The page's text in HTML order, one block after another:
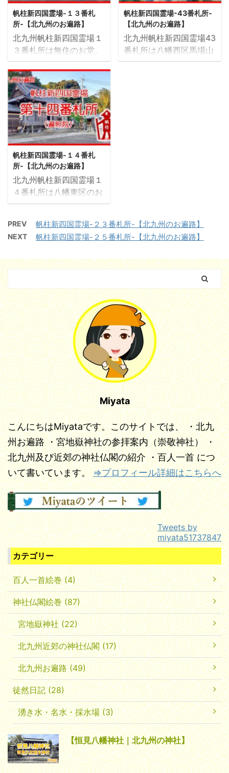
霊場のご本尊観世音菩薩
ご真言おん あろりき
ゃ そわかご詠歌ー大師
堂の有無なし弘法大師像
あり開基ー創建ー御朱印
ー 所在マップ 道がせま
くて車で行くのは難しい
場所になります。 写真
お堂正面 森の中にあるお
堂です。 お堂の周りには
石仏あり 広めなお堂で
す。 帆柱霊場の札所看板
笠観世音菩薩と表 ...
和4年5月末までクラウド
ファンディングしており
ます。小川をより安全に
渡れるよう ３２番札所
「白木谷観音堂」（仮
帆柱新四国霊場-１３番札
所-【北九州のお遍路】
北九州帆柱新四国霊場１
３番札所は無住のお堂。
近隣に桃園球場や仲宿八
幡宮があります。 ５番札
所の浄蓮寺さんが管理さ
れている。 最終参拝日：
令和3年10月24日 １３番
札所「前田観音堂」 所在
地〒806-0015 北九州
市八幡東区祗園2-4-23寺
号ー宗派ーお寺のご本尊
ー脇侍ー帆柱霊場のご本
尊十一面観世音菩薩ご真
言おん まか きゃろに
堂の有無ー弘法大師像ー
開基花尾城主、麻生攝津
をおまつりしたのがはじ
まりらしい。創建ー御朱
堂の前に置けそうです ...
帆柱新四国霊場-43番札所-
【北九州のお遍路】
北九州帆柱新四国霊場43
番札所は八幡西区馬場山
原にあるお堂です。 最終
入口 お堂 札所看板 お大
師様像と境内 十三仏 そ
ているお堂で、地域の方
が定期的にお世話されて
いる印象でした。 お堂の
改築寄付者の ...
帆柱新四国霊場-１４番札
所-【北九州のお遍路】
北九州帆柱新四国霊場１
４番札所は八幡東区のお
寺さん。 少し高台にある
晴らしが素晴らしい。 １
４番札所「遍照院」 所在
市八幡東区丸山町8-13寺
派高野山真言宗お寺のご
本尊ー脇侍ー帆柱霊場の
ご本尊弘法大師ご真言南
無大師遍照金剛（なむだ
いしへんじょうこんご
う）ご詠歌帆柱のみねに
たなびく雲はれて あま
ねく照らす只越の山大師
堂の有無あり弘法大師像
あり開基昭和二年、島谷
浄諦和尚創建昭和九年十
月二十一日 島谷浄諦和
尚並びに信徒信者により
御朱印ー 所 ...
PREV 帆柱新四国霊場-２３番札所-【北九州のお遍路】
NEXT 帆柱新四国霊場-２５番札所-【北九州のお遍路】
Miyata
こんにちはMiyataです。このサイトでは、
・北九
州お遍路・宮地嶽神社の参拝案内（崇敬神社）
・
北九州及び近郊の神社仏閣の紹介 ・百人一首 につ
いて書いています。
⇒プロフィール詳細はこちらへ
Tweets by
miyata51737847
カテゴリー
百人一首絵巻 (4)
神社仏閣絵巻 (87)
宮地嶽神社 (22)
北九州近郊の神社仏閣 (17)
北九州お遍路 (49)
徒然日記 (28)
湧き水・名水・採水場 (3)
【恒見八幡神社｜北九州の神社】